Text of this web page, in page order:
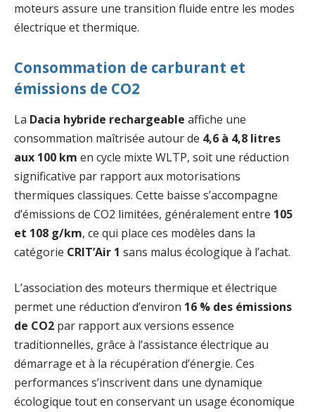
moteurs assure une transition fluide entre les modes
électrique et thermique.
Consommation de carburant et
émissions de CO2
La Dacia hybride rechargeable affiche une
consommation maîtrisée autour de 4,6 à 4,8 litres
aux 100 km en cycle mixte WLTP, soit une réduction
significative par rapport aux motorisations
thermiques classiques. Cette baisse s’accompagne
d’émissions de CO2 limitées, généralement entre 105
et 108 g/km, ce qui place ces modèles dans la
catégorie CRIT’Air 1 sans malus écologique à l’achat.
L’association des moteurs thermique et électrique
permet une réduction d’environ 16 % des émissions
de CO2 par rapport aux versions essence
traditionnelles, grâce à l’assistance électrique au
démarrage et à la récupération d’énergie. Ces
performances s’inscrivent dans une dynamique
écologique tout en conservant un usage économique